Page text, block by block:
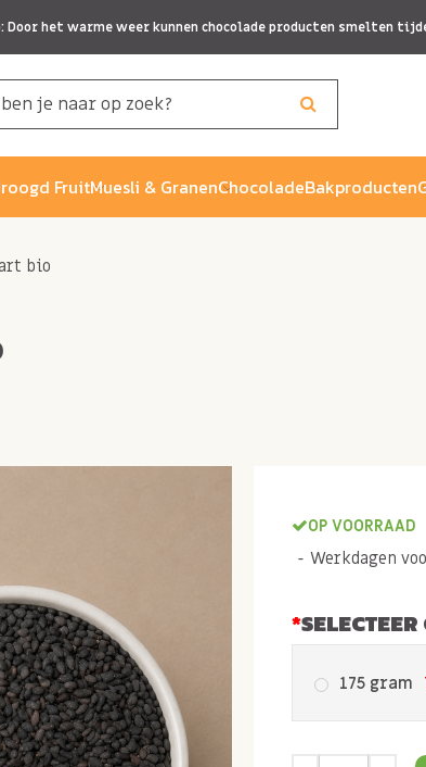
Door het warme weer kunnen chocolade producten smelten
FruitMuesli & GranenChocoladeBakproducten
bio
OP VOORRAAD
Werkdagen
175 gram